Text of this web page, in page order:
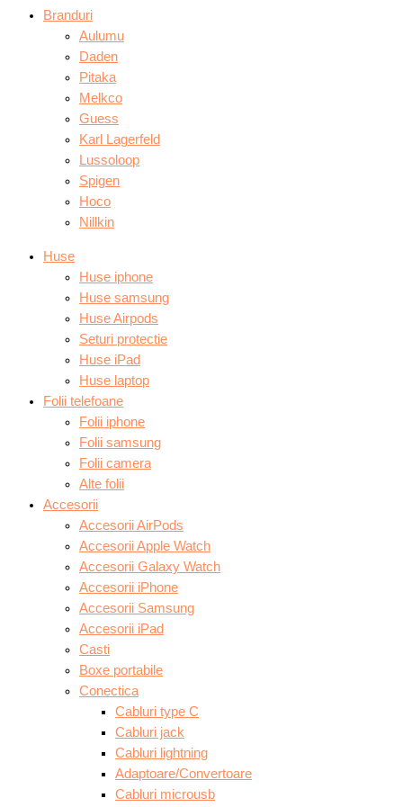
Branduri
Aulumu
Daden
Pitaka
Melkco
Guess
Karl Lagerfeld
Lussoloop
Spigen
Hoco
Nillkin
Huse
Huse iphone
Huse samsung
Huse Airpods
Seturi protectie
Huse iPad
Huse laptop
Folii telefoane
Folii iphone
Folii samsung
Folii camera
Alte folii
Accesorii
Accesorii AirPods
Accesorii Apple Watch
Accesorii Galaxy Watch
Accesorii iPhone
Accesorii Samsung
Accesorii iPad
Casti
Boxe portabile
Conectica
Cabluri type C
Cabluri jack
Cabluri lightning
Adaptoare/Convertoare
Cabluri microusb